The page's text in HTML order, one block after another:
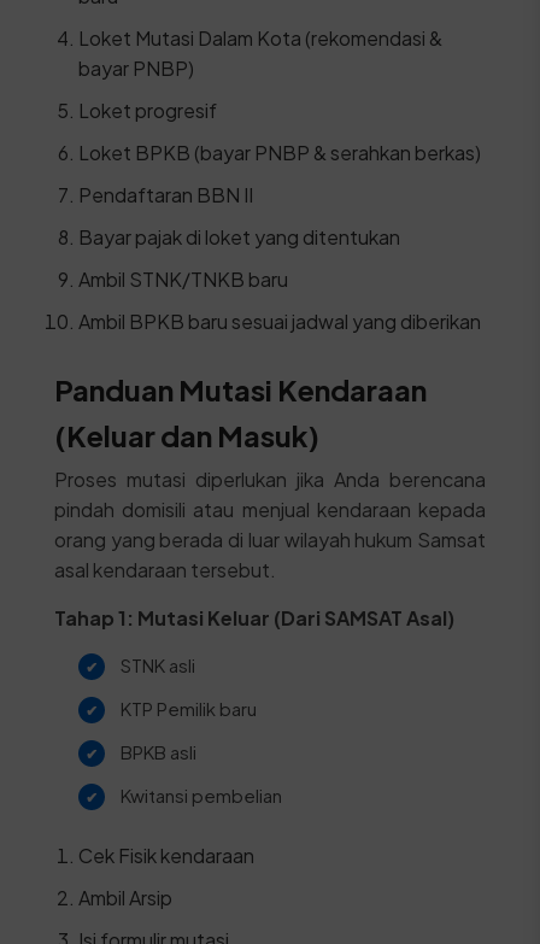
Loket Mutasi Dalam Kota (rekomendasi &
bayar PNBP)
Loket progresif
Loket BPKB (bayar PNBP & serahkan berkas)
Pendaftaran BBN II
Bayar pajak di loket yang ditentukan
Ambil STNK/TNKB baru
Ambil BPKB baru sesuai jadwal yang diberikan
Panduan Mutasi Kendaraan
(Keluar dan Masuk)
Proses mutasi diperlukan jika Anda berencana
pindah domisili atau menjual kendaraan kepada
orang yang berada di luar wilayah hukum Samsat
asal kendaraan tersebut.
Tahap 1: Mutasi Keluar (Dari SAMSAT Asal)
STNK asli
KTP Pemilik baru
BPKB asli
Kwitansi pembelian
Cek Fisik kendaraan
Ambil Arsip